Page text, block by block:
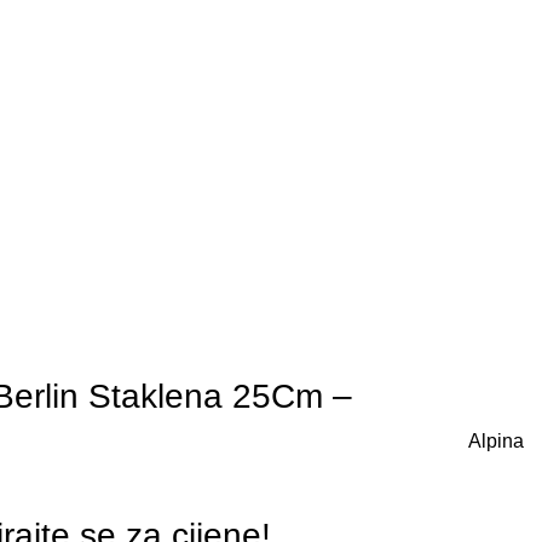
Staklena 25Cm –
Alpina